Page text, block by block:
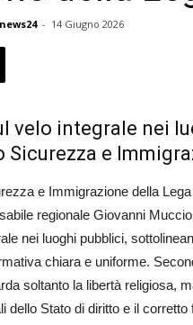
- 14 Giugno 2026
velo integrale nei
Sicurezza e
e Immigrazione della
regionale Giovanni
nei luoghi pubblici,
chiara e uniforme.
soltanto la libertà religiosa,
dello Stato di diritto e il